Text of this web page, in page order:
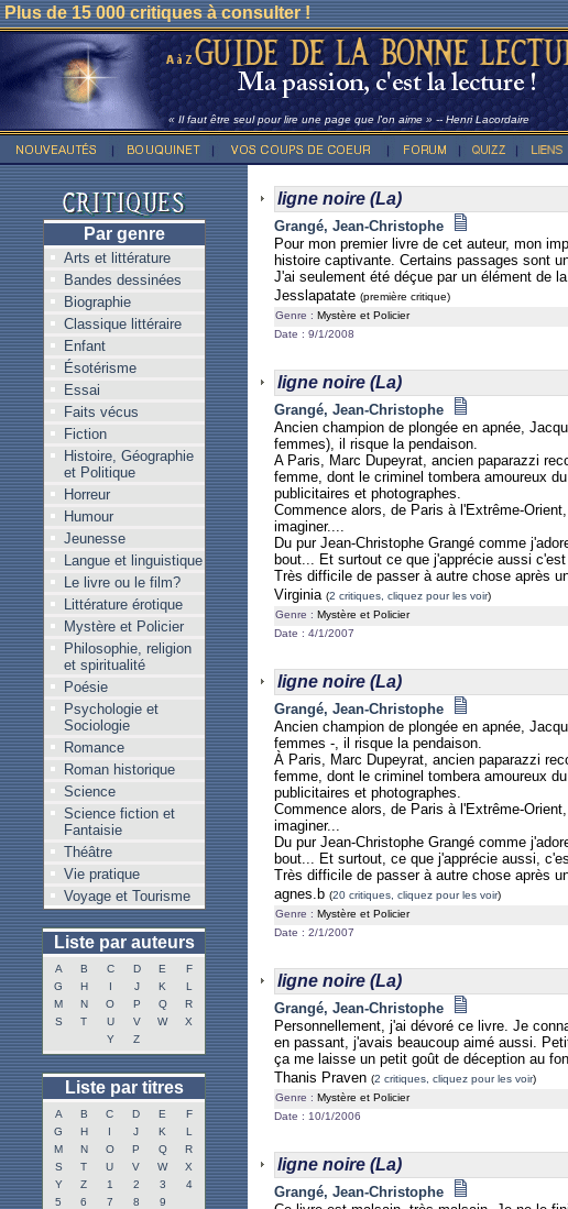
Plus de 15 000 critiques à consulter !
« Il faut être seul pour lire une page que l'on aime » -- Henri Lacordaire
Par genre
Arts et littérature
Bandes dessinées
Biographie
Classique littéraire
Enfant
Ésotérisme
Essai
Faits vécus
Fiction
Histoire, Géographie
et Politique
Horreur
Humour
Jeunesse
Langue et linguistique
Le livre ou le film?
Littérature érotique
Mystère et Policier
Philosophie, religion
et spiritualité
Poésie
Psychologie et
Sociologie
Romance
Roman historique
Science
Science fiction et
Fantaisie
Théâtre
Vie pratique
Voyage et Tourisme
Liste par auteurs
A B C D E
F
G
H I J K
L
M
N O P Q
R
S
T U V W
X
Y
Z
Liste par titres
A B C D E
F
G
H I J K
L
M
N O P Q
R
S
T U V W
X
Y
Z 1 2 3
4
5
6 7 8 9
ligne noire (La)
Grangé, Jean-Christophe
Pour mon premier livre de cet auteur, mon
histoire captivante. Certains passages sont
J'ai seulement été déçue par un élément de
Jesslapatate (première critique)
Genre : Mystère et Policier
Date : 9/1/2008
ligne noire (La)
Grangé, Jean-Christophe
Ancien champion de plongée en apnée,
femmes), il risque la pendaison.
A Paris, Marc Dupeyrat, ancien paparazzi
femme, dont le criminel tombera amoureux
publicitaires et photographes.
Commence alors, de Paris à l'Extrême-
imaginer....
Du pur Jean-Christophe Grangé comme
bout... Et surtout ce que j'apprécie aussi
Très difficile de passer à autre chose après
Virginia (2 critiques, cliquez pour les voir)
Genre : Mystère et Policier
Date : 4/1/2007
ligne noire (La)
Grangé, Jean-Christophe
Ancien champion de plongée en apnée,
femmes -, il risque la pendaison.
À Paris, Marc Dupeyrat, ancien paparazzi
femme, dont le criminel tombera amoureux
publicitaires et photographes.
Commence alors, de Paris à l'Extrême-
imaginer...
Du pur Jean-Christophe Grangé comme
bout... Et surtout, ce que j'apprécie aussi,
Très difficile de passer à autre chose après
agnes.b (20 critiques, cliquez pour les voir)
Genre : Mystère et Policier
Date : 2/1/2007
ligne noire (La)
Grangé, Jean-Christophe
Personnellement, j'ai dévoré ce livre. Je
en passant, j'avais beaucoup aimé aussi.
ça me laisse un petit goût de déception au
Thanis Praven (2 critiques, cliquez pour les voir)
Genre : Mystère et Policier
Date : 10/1/2006
ligne noire (La)
Grangé, Jean-Christophe